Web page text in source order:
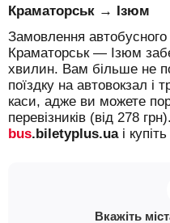
Краматорськ → Ізюм
Замовлення
Краматорськ — Ізюм
хвилин. Вам більше не
поїздку на автовокзал і
каси, адже ви можете
перевізників (від 278
bus.biletyplus.uaі
Вкажіть